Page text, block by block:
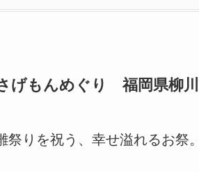
げもんめぐり 福岡県柳
祭りを祝う、幸せ溢れるお祭。